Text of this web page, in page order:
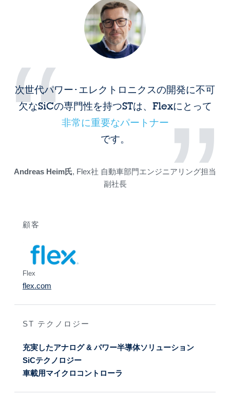
“
次世代パワー･エレクトロニクスの開発に不可
欠なSiCの専門性を持つSTは、Flexにとって
非常に重要なパートナー
です。
”
Andreas Heim氏, Flex社 自動車部門エンジニアリング担当
副社長
顧客
Flex
flex.com
ST テクノロジー
充実したアナログ & パワー半導体ソリューション
SiCテクノロジー
車載用マイクロコントローラ